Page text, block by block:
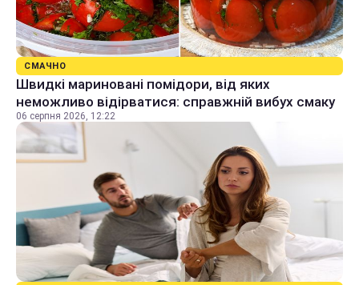
СМАЧНО
Швидкі мариновані помідори, від яких
неможливо відірватися: справжній вибух смаку
06 серпня 2026, 12:22